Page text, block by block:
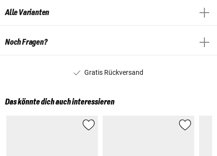
Alle Varianten
Noch Fragen?
Gratis Rückversand
Das könnte dich auch interessieren